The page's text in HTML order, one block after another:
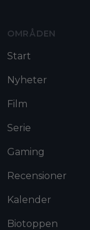
OMRÅDEN
Start
Nyheter
Film
Serie
Gaming
Recensioner
Kalender
Biotoppen